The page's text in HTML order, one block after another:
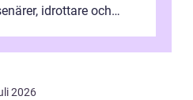
idrottare och
2026